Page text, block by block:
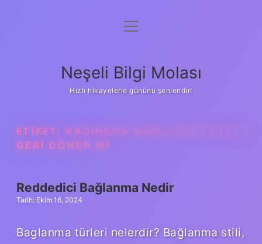
Anasayfa
Yasal Uyarı
menüyü
Neşeli Bilgi Molası
Hızlı hikayelerle gününü şenlendir!
ETIKET: KAÇINGAN BAĞLANAN ERKEK
GERI DÖNER MI
Reddedici Bağlanma Nedir
Tarih: Ekim 16, 2024
Baglanma türleri nelerdir? Bağlanma stili,